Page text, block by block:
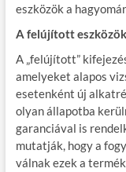
eszközök a
A felújított
A „felújított”
amelyeket alapos
esetenként új
olyan állapotba
garanciával is
mutatják, hogy a
válnak ezek a